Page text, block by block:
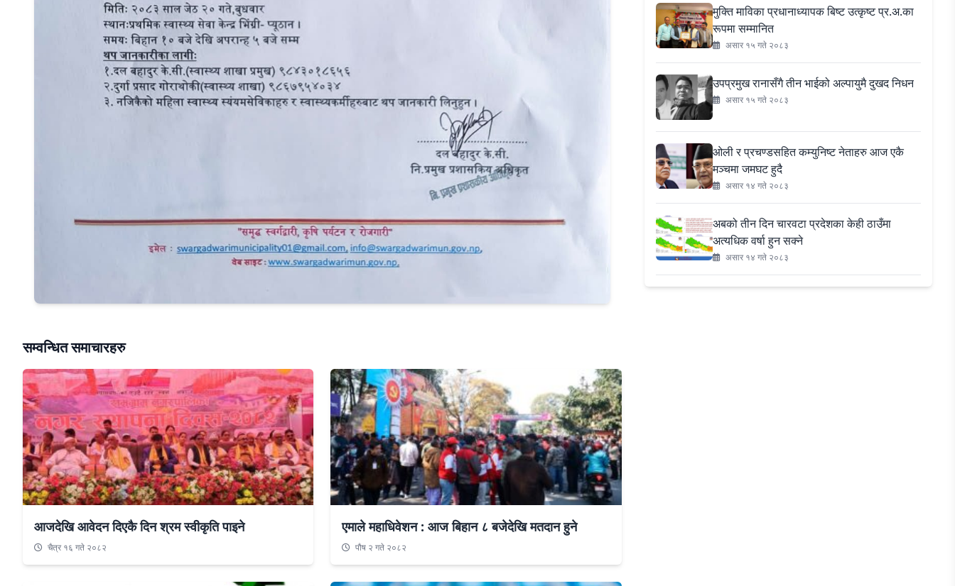
सम्वन्धित समाचारहरु
आजदेखि आवेदन दिएकै दिन श्रम स्वीकृति पाइने
चैत्र १६ गते २०८२
एमाले महाधिवेशन : आज बिहान ८ बजेदेखि मतदान हुने
पौष २ गते २०८२
मुक्ति माविका प्रधानाध्यापक बिष्ट उत्कृष्ट प्र.अ.का
रूपमा सम्मानित
असार १५ गते २०८३
उपप्रमुख रानासँगै तीन भाईको अल्पायुमै दुखद निधन
असार १५ गते २०८३
ओली र प्रचण्डसहित कम्युनिष्ट नेताहरु आज एकै
मञ्चमा जमघट हुदै
असार १४ गते २०८३
अबको तीन दिन चारवटा प्रदेशका केही ठाउँमा
अत्यधिक वर्षा हुन सक्ने
असार १४ गते २०८३